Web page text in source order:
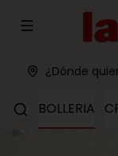
Abrir menu de
¿Dónde
BOLLERIA